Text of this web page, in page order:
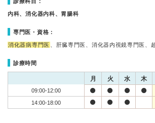
内科、消化器内科、胃腸科
専門医・資格：
消化器病専門医 、肝臓専門医、消化器内視鏡専門医、
診療時間
月 火 水 木
09:00-12:00
14:00-18:00